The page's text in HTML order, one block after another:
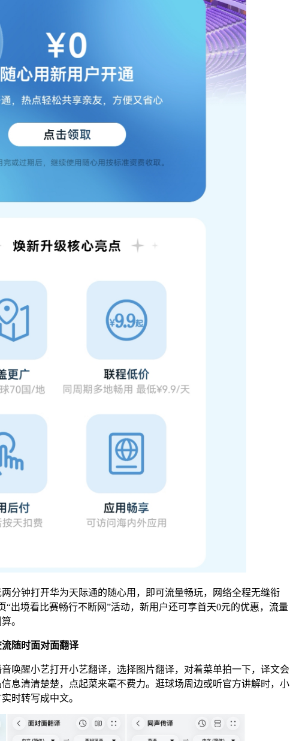
分钟打开华为天际通的随心用，即可流量畅玩，网络全程无缝衔
“出境看比赛畅行不断网”活动，新用户还可享首天0元的优惠，流量
。
随时面对面翻译
唤醒小艺打开小艺翻译，选择图片翻译，对着菜单拍一下，译文会
息清清楚楚，点起菜来毫不费力。逛球场周边或听官方讲解时，小
时转写成中文。